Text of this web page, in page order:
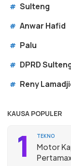
# Sulteng
# Anwar Hafid
# Palu
# DPRD
# Reny
KAUSA POPULER
1 TEKNO
Motor